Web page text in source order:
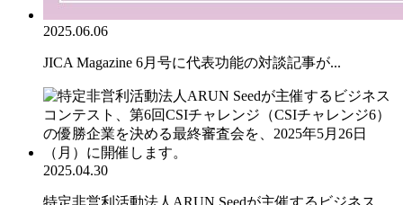
2025.06.06
JICA Magazine 6月号に代表功能の対談記事が...
2025.04.30
特定非営利活動法人ARUN Seedが主催するビジネス